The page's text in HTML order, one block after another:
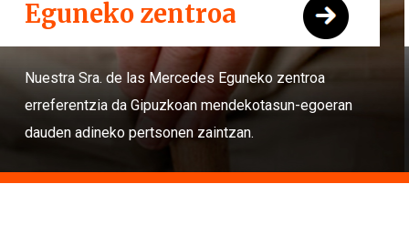
Eguneko zentroa
Nuestra Sra. de las Mercedes Eguneko zentroa
erreferentzia da Gipuzkoan mendekotasun-egoeran
dauden adineko pertsonen zaintzan.